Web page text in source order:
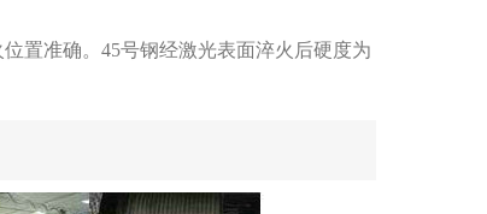
置准确。45号钢经激光表面淬火后硬度为